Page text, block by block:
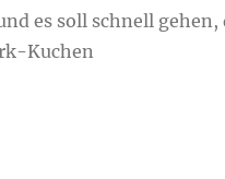
es soll schnell gehen,
Kuchen
Kuchen“